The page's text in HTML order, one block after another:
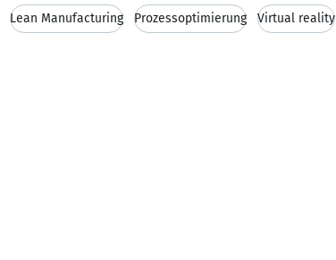
Lean Manufacturing Prozessoptimierung Virtual reality